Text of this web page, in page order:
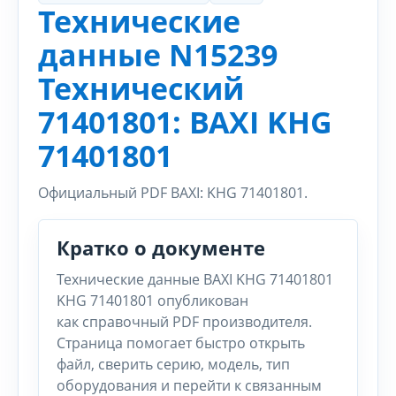
Технические
данные N15239
Технический
71401801: BAXI KHG
71401801
Официальный PDF BAXI: KHG 71401801.
Кратко о документе
Технические данные BAXI KHG 71401801
KHG 71401801 опубликован
как справочный PDF производителя.
Страница помогает быстро открыть
файл, сверить серию, модель, тип
оборудования и перейти к связанным